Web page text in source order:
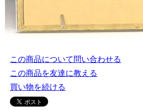
この商品について問い合わせる
この商品を友達に教える
買い物を続ける